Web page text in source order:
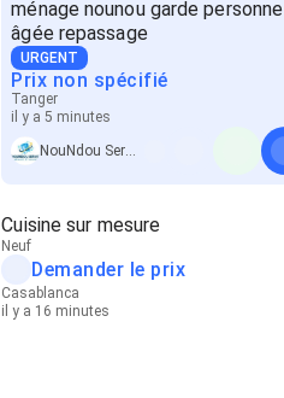
ménage nounou garde personne
âgée repassage
URGENT
Prix non spécifié
Tanger
il y a 5 minutes
NouNdou SerVice
Cuisine sur mesure
Neuf
Demander le prix
Casablanca
il y a 16 minutes